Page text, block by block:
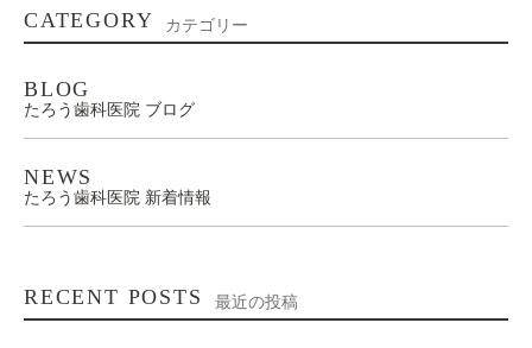
CATEGORY カテゴリー
BLOG
たろう歯科医院 ブログ
NEWS
たろう歯科医院 新着情報
RECENT POSTS 最近の投稿